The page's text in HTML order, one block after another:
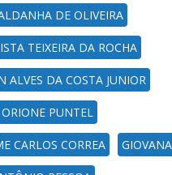
DE OLIVEIRA
TEIXEIRA DA ROCHA
ALVES DA COSTA JUNIOR
PUNTEL
CARLOS CORREA